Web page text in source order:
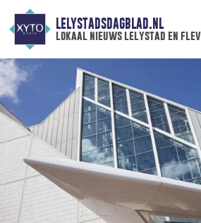
LELYSTADSDAGBLAD.NL
lokaal nieuws lelystad en